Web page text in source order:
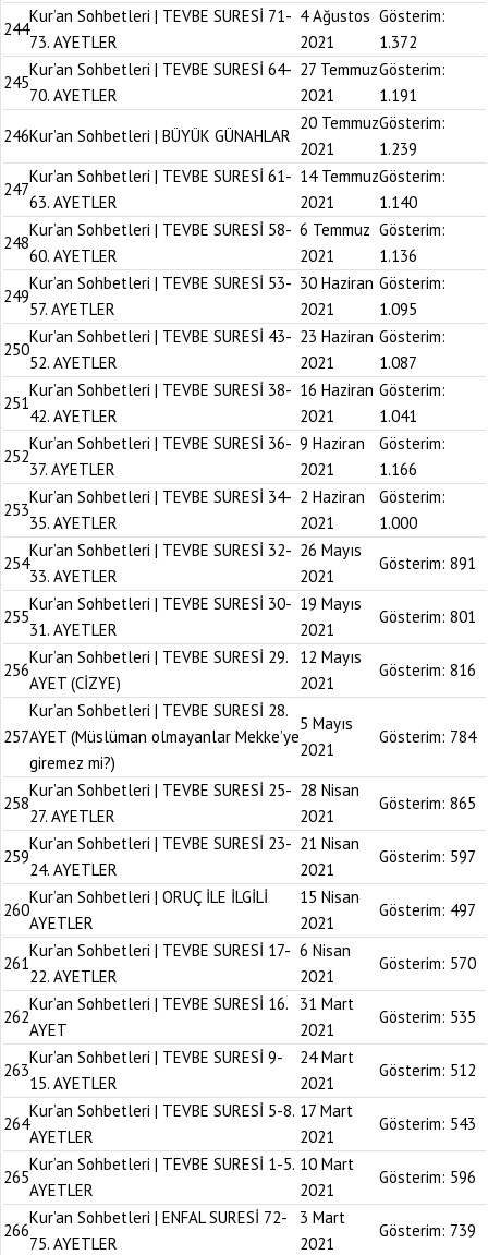
244
Kur’an Sohbetleri | TEVBE SURESİ 71-
73. AYETLER
4 Ağustos
2021
Gösterim:
1.372
245
Kur’an Sohbetleri | TEVBE SURESİ 64-
70. AYETLER
27 Temmuz
2021
Gösterim:
1.191
246Kur’an Sohbetleri | BÜYÜK GÜNAHLAR
20 Temmuz
2021
Gösterim:
1.239
247
Kur’an Sohbetleri | TEVBE SURESİ 61-
63. AYETLER
14 Temmuz
2021
Gösterim:
1.140
248
Kur’an Sohbetleri | TEVBE SURESİ 58-
60. AYETLER
6 Temmuz
2021
Gösterim:
1.136
249
Kur’an Sohbetleri | TEVBE SURESİ 53-
57. AYETLER
30 Haziran
2021
Gösterim:
1.095
250
Kur’an Sohbetleri | TEVBE SURESİ 43-
52. AYETLER
23 Haziran
2021
Gösterim:
1.087
251
Kur’an Sohbetleri | TEVBE SURESİ 38-
42. AYETLER
16 Haziran
2021
Gösterim:
1.041
252
Kur’an Sohbetleri | TEVBE SURESİ 36-
37. AYETLER
9 Haziran
2021
Gösterim:
1.166
253
Kur’an Sohbetleri | TEVBE SURESİ 34-
35. AYETLER
2 Haziran
2021
Gösterim:
1.000
254
Kur’an Sohbetleri | TEVBE SURESİ 32-
33. AYETLER
26 Mayıs
2021
Gösterim: 891
255
Kur’an Sohbetleri | TEVBE SURESİ 30-
31. AYETLER
19 Mayıs
2021
Gösterim: 801
256
Kur’an Sohbetleri | TEVBE SURESİ 29.
AYET (CİZYE)
12 Mayıs
2021
Gösterim: 816
257
Kur’an Sohbetleri | TEVBE SURESİ 28.
AYET (Müslüman olmayanlar Mekke’ye
giremez mi?)
5 Mayıs
2021
Gösterim: 784
258
Kur’an Sohbetleri | TEVBE SURESİ 25-
27. AYETLER
28 Nisan
2021
Gösterim: 865
259
Kur’an Sohbetleri | TEVBE SURESİ 23-
24. AYETLER
21 Nisan
2021
Gösterim: 597
260
Kur’an Sohbetleri | ORUÇ İLE İLGİLİ
AYETLER
15 Nisan
2021
Gösterim: 497
261
Kur’an Sohbetleri | TEVBE SURESİ 17-
22. AYETLER
6 Nisan
2021
Gösterim: 570
262
Kur’an Sohbetleri | TEVBE SURESİ 16.
AYET
31 Mart
2021
Gösterim: 535
263
Kur’an Sohbetleri | TEVBE SURESİ 9-
15. AYETLER
24 Mart
2021
Gösterim: 512
264
Kur’an Sohbetleri | TEVBE SURESİ 5-8.
AYETLER
17 Mart
2021
Gösterim: 543
265
Kur’an Sohbetleri | TEVBE SURESİ 1-5.
AYETLER
10 Mart
2021
Gösterim: 596
266
Kur’an Sohbetleri | ENFAL SURESİ 72-
75. AYETLER
3 Mart
2021
Gösterim: 739